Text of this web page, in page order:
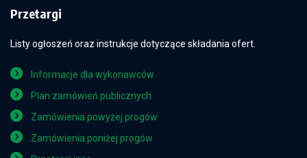
Przetargi
Listy ogłoszeń oraz instrukcje dotyczące składania ofert.
Informacje dla wykonawców
Plan zamówień publicznych
Zamówienia powyżej progów
Zamówienia poniżej progów